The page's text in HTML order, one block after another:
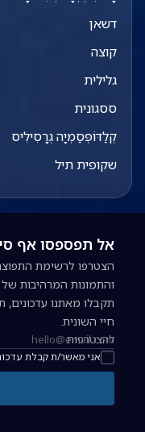
דשאן
קוצה
גלילית
ססגונית
קְלַדּוֹפְּסַמְיָה גְרָסִילִיס
שקופית תיל
אל תפספסו אף
הצטרפו לרשימת
והתמונות המרהיבות
תקבלו מאתנו עדכונים,
חיי השונית.
כתובת אימייל
אני מאשר/ת קבלת
להצטרפות